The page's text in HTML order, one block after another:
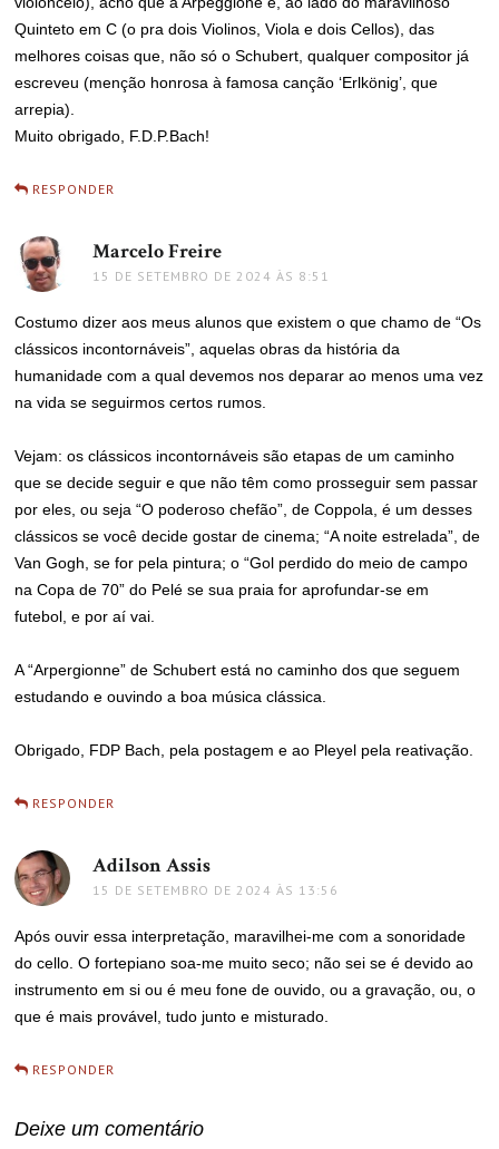
Quinteto em C (o pra dois Violinos, Viola e dois Cellos), das
melhores coisas que, não só o Schubert, qualquer compositor já
escreveu (menção honrosa à famosa canção ‘Erlkönig’, que
arrepia).
Muito obrigado, F.D.P.Bach!
RESPONDER
Marcelo Freire
15 DE SETEMBRO DE 2024 ÀS 8:51
Costumo dizer aos meus alunos que existem o que chamo de “Os
clássicos incontornáveis”, aquelas obras da história da
humanidade com a qual devemos nos deparar ao menos uma vez
na vida se seguirmos certos rumos.
Vejam: os clássicos incontornáveis são etapas de um caminho
que se decide seguir e que não têm como prosseguir sem passar
por eles, ou seja “O poderoso chefão”, de Coppola, é um desses
clássicos se você decide gostar de cinema; “A noite estrelada”, de
Van Gogh, se for pela pintura; o “Gol perdido do meio de campo
na Copa de 70” do Pelé se sua praia for aprofundar-se em
futebol, e por aí vai.
A “Arpergionne” de Schubert está no caminho dos que seguem
estudando e ouvindo a boa música clássica.
Obrigado, FDP Bach, pela postagem e ao Pleyel pela reativação.
RESPONDER
Adilson Assis
15 DE SETEMBRO DE 2024 ÀS 13:56
Após ouvir essa interpretação, maravilhei-me com a sonoridade
do cello. O fortepiano soa-me muito seco; não sei se é devido ao
instrumento em si ou é meu fone de ouvido, ou a gravação, ou, o
que é mais provável, tudo junto e misturado.
RESPONDER
Deixe um comentário